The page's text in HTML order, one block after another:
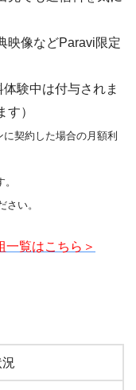
映像などParavi限定
験中は付与されま
）
契約した場合の月額利
い。
一覧はこちら＞